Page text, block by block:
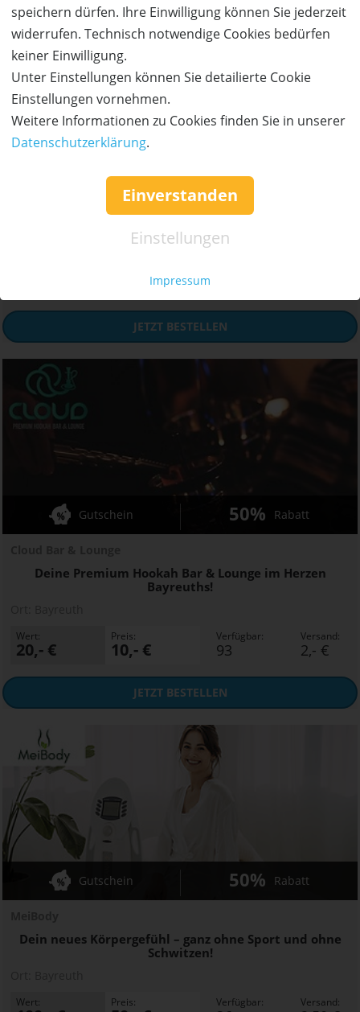
speichern dürfen. Ihre Einwilligung können Sie jederzeit
widerrufen. Technisch notwendige Cookies bedürfen
keiner Einwilligung.
Unter Einstellungen können Sie detailierte Cookie
Einstellungen vornehmen.
Weitere Informationen zu Cookies finden Sie in unserer
Datenschutzerklärung.
Einverstanden
Einstellungen
Impressum
Neelia – Schmuck Bayreuth
Einzigartiger Silberschmuck
20,- €
JETZTBESTELLEN
Deine Premium Hookah Bar & Lounge im Herzen
Bayreuths!
Gutschein 50% Rabatt
Wert:
20,- €
Preis:
10,- €
Verfügbar:
93
Versand:
2,- €
JETZTBESTELLEN
Dein neues Körpergefühl – ganz ohne Sport und ohne
Schwitzen!
Gutschein 50% Rabatt
Wert: Preis: Verfügbar: Versand: